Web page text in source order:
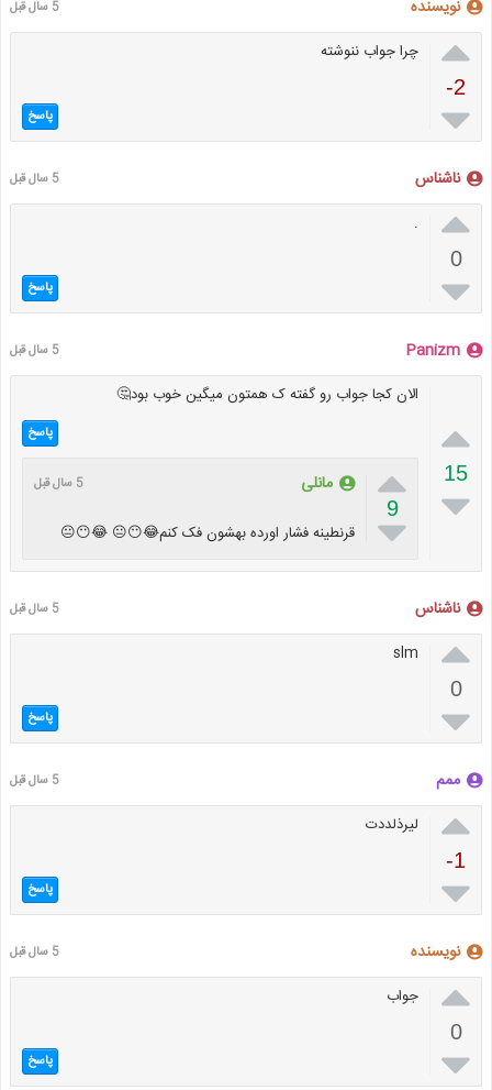
نویسنده 5 سال قبل

-2

چرا جواب ننوشته
پاسخ
ناشناس 5 سال قبل

0

.
پاسخ
Panizm 5 سال قبل

15

الان کجا جواب رو گفته ک همتون میگین خوب بود🤔
پاسخ

9

مانلی 5 سال قبل
قرنطینه فشار اورده بهشون فک کنم😂😶😐 😂😶😐
ناشناس 5 سال قبل

0

slm
پاسخ
ممم 5 سال قبل

-1

لیرذلددت
پاسخ
نویسنده 5 سال قبل

0

جواب
پاسخ